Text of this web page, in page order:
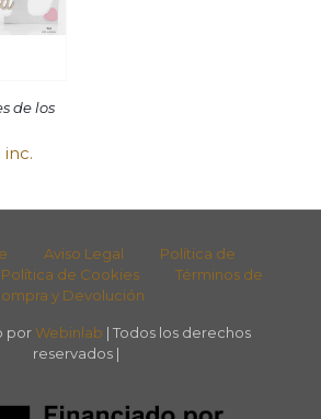
de los
inc.
Aviso Legal
Política de
Política de Cookies
Términos de
y Devolución
por Webinlab | Todos los derechos
reservados |